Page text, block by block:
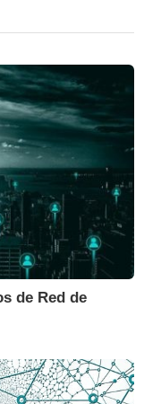
de Red de